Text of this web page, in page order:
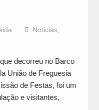
Noticias,
decorreu no Barco
União de Freguesia
de Festas, foi um
e visitantes,